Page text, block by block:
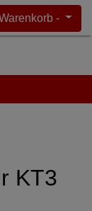
-
KT3